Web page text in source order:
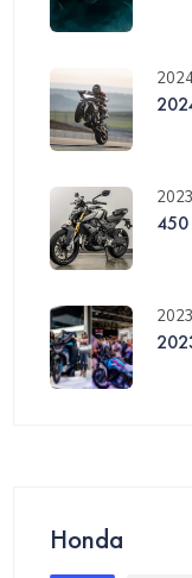
450
Honda